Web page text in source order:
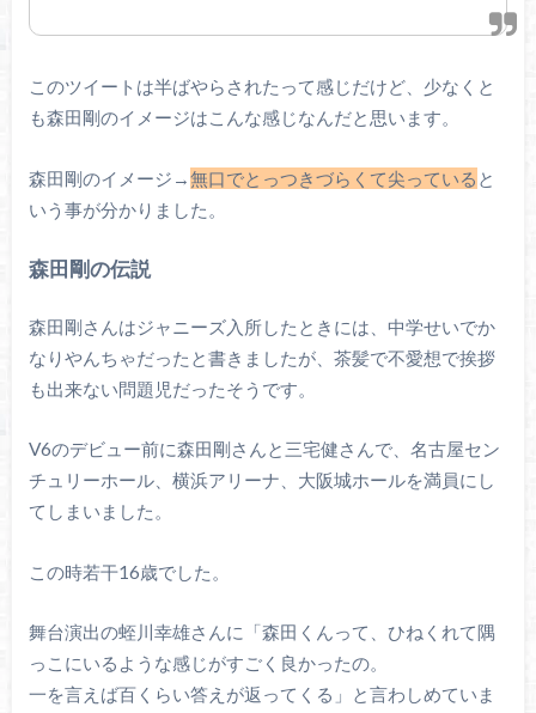
このツイートは半ばやらされたって感じだけど、少なくと
も森田剛のイメージはこんな感じなんだと思います。
森田剛のイメージ→無口でとっつきづらくて尖っている と
いう事が分かりました。
森田剛の伝説
森田剛さんはジャニーズ入所したときには、中学せいでか
なりやんちゃだったと書きましたが、茶髪で不愛想で挨拶
も出来ない問題児だったそうです。
V6のデビュー前に森田剛さんと三宅健さんで、名古屋セン
チュリーホール、横浜アリーナ、大阪城ホールを満員にし
てしまいました。
この時若干16歳でした。
舞台演出の蛭川幸雄さんに「森田くんって、ひねくれて隅
っこにいるような感じがすごく良かったの。
一を言えば百くらい答えが返ってくる」と言わしめていま